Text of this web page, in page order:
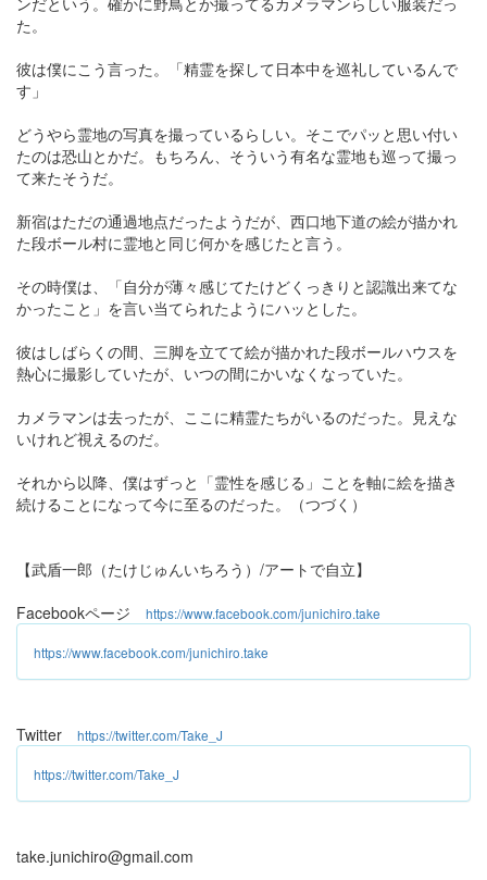
た。
彼は僕にこう言った。「精霊を探して日本中を巡礼しているんで
す」
どうやら霊地の写真を撮っているらしい。そこでパッと思い付い
たのは恐山とかだ。もちろん、そういう有名な霊地も巡って撮っ
て来たそうだ。
新宿はただの通過地点だったようだが、西口地下道の絵が描かれ
た段ボール村に霊地と同じ何かを感じたと言う。
その時僕は、「自分が薄々感じてたけどくっきりと認識出来てな
かったこと」を言い当てられたようにハッとした。
彼はしばらくの間、三脚を立てて絵が描かれた段ボールハウスを
熱心に撮影していたが、いつの間にかいなくなっていた。
カメラマンは去ったが、ここに精霊たちがいるのだった。見えな
いけれど視えるのだ。
それから以降、僕はずっと「霊性を感じる」ことを軸に絵を描き
続けることになって今に至るのだった。（つづく）
【武盾一郎（たけじゅんいちろう）/アートで自立】
Facebookページ https://www.facebook.com/junichiro.take
https://www.facebook.com/junichiro.take
Twitter https://twitter.com/Take_J
https://twitter.com/Take_J
take.junichiro@gmail.com